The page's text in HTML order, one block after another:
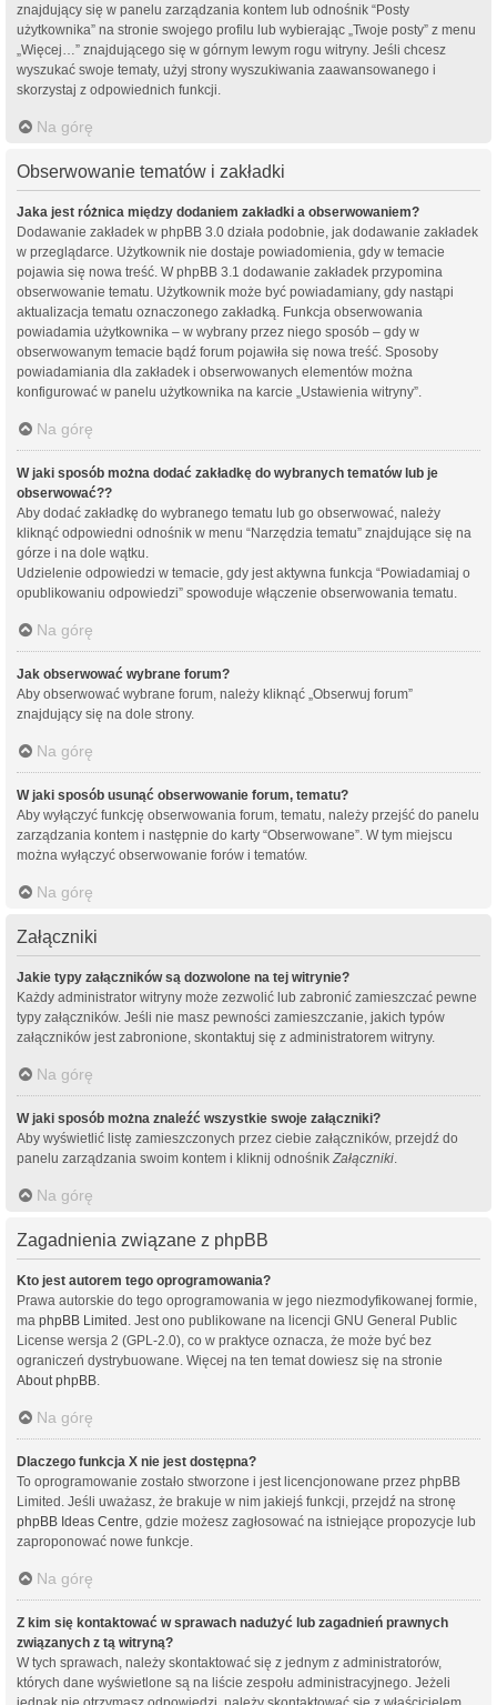
znajdujący się w panelu zarządzania kontem lub odnośnik “Posty
użytkownika” na stronie swojego profilu lub wybierając „Twoje posty” z menu
„Więcej…” znajdującego się w górnym lewym rogu witryny. Jeśli chcesz
wyszukać swoje tematy, użyj strony wyszukiwania zaawansowanego i
skorzystaj z odpowiednich funkcji.
Na górę
Obserwowanie tematów i zakładki
Jaka jest różnica między dodaniem zakładki a obserwowaniem?
Dodawanie zakładek w phpBB 3.0 działa podobnie, jak dodawanie zakładek
w przeglądarce. Użytkownik nie dostaje powiadomienia, gdy w temacie
pojawia się nowa treść. W phpBB 3.1 dodawanie zakładek przypomina
obserwowanie tematu. Użytkownik może być powiadamiany, gdy nastąpi
aktualizacja tematu oznaczonego zakładką. Funkcja obserwowania
powiadamia użytkownika – w wybrany przez niego sposób – gdy w
obserwowanym temacie bądź forum pojawiła się nowa treść. Sposoby
powiadamiania dla zakładek i obserwowanych elementów można
konfigurować w panelu użytkownika na karcie „Ustawienia witryny”.
Na górę
W jaki sposób można dodać zakładkę do wybranych tematów lub je
obserwować??
Aby dodać zakładkę do wybranego tematu lub go obserwować, należy
kliknąć odpowiedni odnośnik w menu “Narzędzia tematu” znajdujące się na
górze i na dole wątku.
Udzielenie odpowiedzi w temacie, gdy jest aktywna funkcja “Powiadamiaj o
opublikowaniu odpowiedzi” spowoduje włączenie obserwowania tematu.
Na górę
Jak obserwować wybrane forum?
Aby obserwować wybrane forum, należy kliknąć „Obserwuj forum”
znajdujący się na dole strony.
Na górę
W jaki sposób usunąć obserwowanie forum, tematu?
Aby wyłączyć funkcję obserwowania forum, tematu, należy przejść do panelu
zarządzania kontem i następnie do karty “Obserwowane”. W tym miejscu
można wyłączyć obserwowanie forów i tematów.
Na górę
Załączniki
Jakie typy załączników są dozwolone na tej witrynie?
Każdy administrator witryny może zezwolić lub zabronić zamieszczać pewne
typy załączników. Jeśli nie masz pewności zamieszczanie, jakich typów
załączników jest zabronione, skontaktuj się z administratorem witryny.
Na górę
W jaki sposób można znaleźć wszystkie swoje załączniki?
Aby wyświetlić listę zamieszczonych przez ciebie załączników, przejdź do
panelu zarządzania swoim kontem i kliknij odnośnik Załączniki.
Na górę
Zagadnienia związane z phpBB
Kto jest autorem tego oprogramowania?
Prawa autorskie do tego oprogramowania w jego niezmodyfikowanej formie,
ma phpBB Limited. Jest ono publikowane na licencji GNU General Public
License wersja 2 (GPL-2.0), co w praktyce oznacza, że może być bez
ograniczeń dystrybuowane. Więcej na ten temat dowiesz się na stronie
About phpBB.
Na górę
Dlaczego funkcja X nie jest dostępna?
To oprogramowanie zostało stworzone i jest licencjonowane przez phpBB
Limited. Jeśli uważasz, że brakuje w nim jakiejś funkcji, przejdź na stronę
phpBB Ideas Centre, gdzie możesz zagłosować na istniejące propozycje lub
zaproponować nowe funkcje.
Na górę
Z kim się kontaktować w sprawach nadużyć lub zagadnień prawnych
związanych z tą witryną?
W tych sprawach, należy skontaktować się z jednym z administratorów,
których dane wyświetlone są na liście zespołu administracyjnego. Jeżeli